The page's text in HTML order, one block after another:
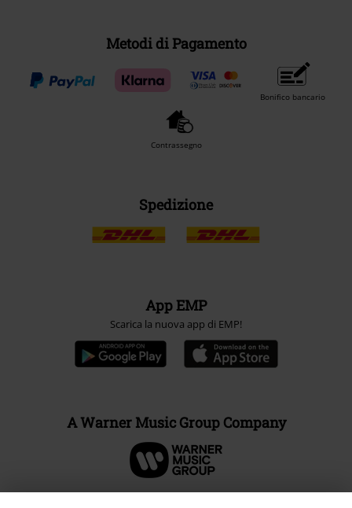
Metodi di Pagamento
Bonifico bancario
Contrassegno
Spedizione
App EMP
Scarica la nuova app di EMP!
A Warner Music Group Company